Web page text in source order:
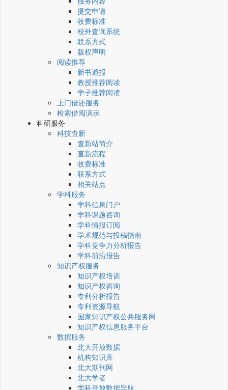
提交申请
收费标准
校外查询系统
联系方式
版权声明
阅读推荐
新书通报
教授推荐阅读
学子推荐阅读
上门借还服务
检索借阅演示
科研服务
科技查新
查新站简介
查新流程
收费标准
联系方式
相关站点
学科服务
学科信息门户
学科课题咨询
学科情报订阅
学术规范与投稿指南
学科竞争力分析报告
学科前沿报告
知识产权服务
知识产权培训
知识产权咨询
专利分析报告
专利资源导航
国家知识产权公共服务网
知识产权信息服务平台
数据服务
北大开放数据
机构知识库
北大期刊网
北大学者
学科开放数据导航